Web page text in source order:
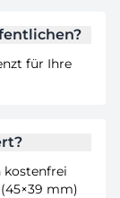
für Ihre
kostenfrei
mm)